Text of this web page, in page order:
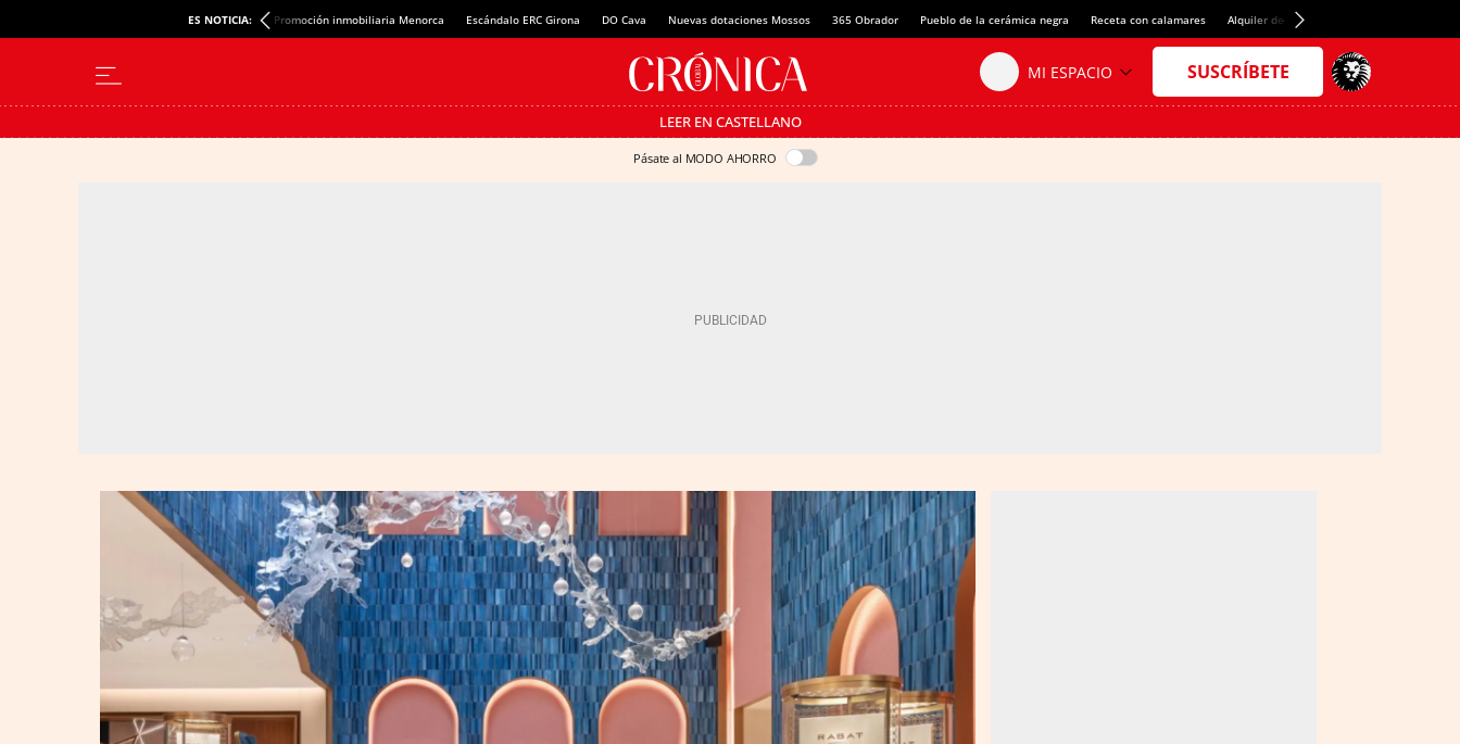
ES NOTICIA: Promoción inmobiliaria Menorca Escándalo ERC Girona DO Cava Nuevas dotaciones Mossos 365 Obrador Pueblo de la cerámica negra Receta con calamares Alquiler de habitaciones en España
LEER EN CASTELLANO
Pásate al MODO AHORRO